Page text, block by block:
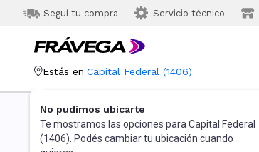
Seguí tu compra Servicio técnico
Estás en Capital Federal (1406)
No pudimos ubicarte
Te mostramos las opciones para Capital Federal
(1406). Podés cambiar tu ubicación cuando